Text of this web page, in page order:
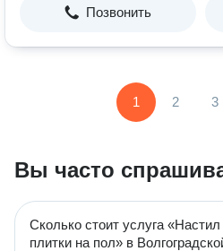
Позвонить
1 2 3
Вы часто
Сколько стоит услуга «Настил
плитки на пол» в